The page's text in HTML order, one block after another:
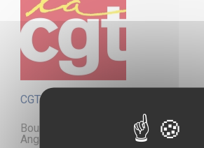
CGT – Comité régional CGT Pays de
Bourse du Travail - 14 place Louis
Angers